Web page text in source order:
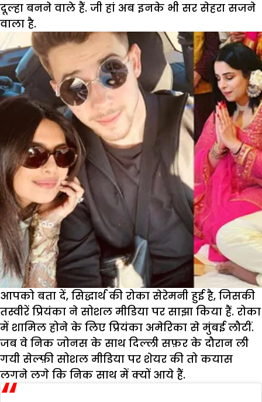
दूल्हा बनने वाले हैं. जी हां अब इनके भी सर सेहरा सजने
वाला है.
आपको बता दें, सिद्धार्थ की रोका सेरेमनी हुई है, जिसकी
तस्वीरें प्रियंका ने सोशल मीडिया पर साझा किया हैं. रोका
में शामिल होने के लिए प्रियंका अमेरिका से मुंबई लौटीं.
जब वे निक जोनस के साथ दिल्ली सफ़र के दौरान ली
गयी सेल्फ़ी सोशल मीडिया पर शेयर की तो कयास
लगने लगे कि निक साथ में क्यों आये हैं.